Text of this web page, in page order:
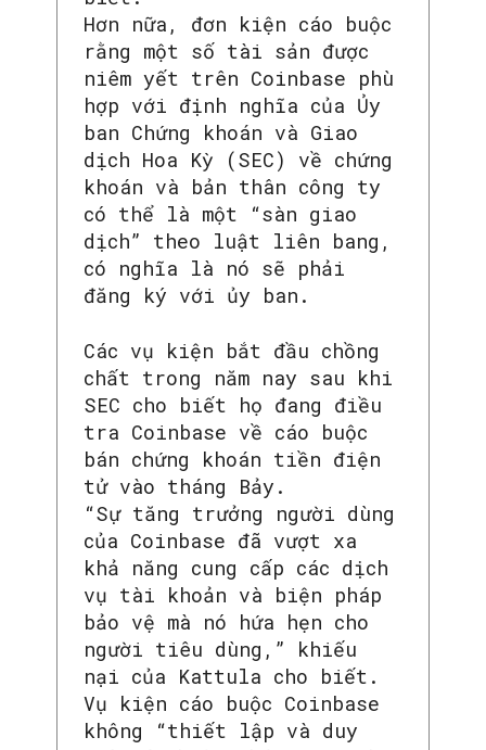
Hơn nữa, đơn kiện cáo buộc
rằng một số tài sản được
niêm yết trên Coinbase phù
hợp với định nghĩa của Ủy
ban Chứng khoán và Giao
dịch Hoa Kỳ (SEC) về chứng
khoán và bản thân công ty
có thể là một “sàn giao
dịch” theo luật liên bang,
có nghĩa là nó sẽ phải
đăng ký với ủy ban.
Các vụ kiện bắt đầu chồng
chất trong năm nay sau khi
SEC cho biết họ đang điều
tra Coinbase về cáo buộc
bán chứng khoán tiền điện
tử vào tháng Bảy.
“Sự tăng trưởng người dùng
của Coinbase đã vượt xa
khả năng cung cấp các dịch
vụ tài khoản và biện pháp
bảo vệ mà nó hứa hẹn cho
người tiêu dùng,” khiếu
nại của Kattula cho biết.
Vụ kiện cáo buộc Coinbase
không “thiết lập và duy